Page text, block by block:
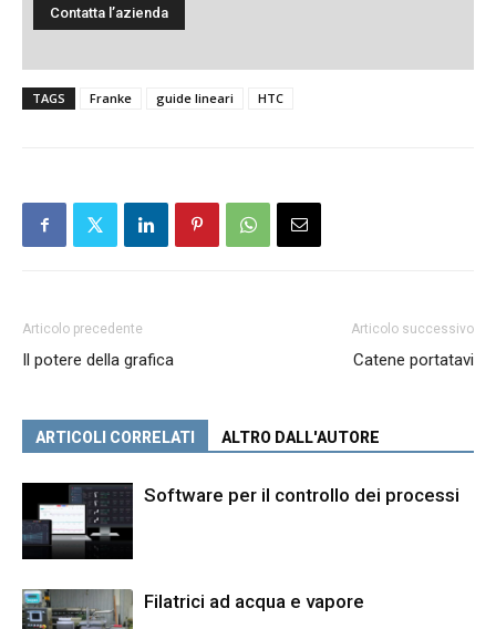
TAGS Franke guide lineari HTC
Articolo precedente
Il potere della grafica
Articolo successivo
Catene portatavi
ARTICOLI CORRELATI ALTRO DALL'AUTORE
Software per il controllo dei processi
Filatrici ad acqua e vapore